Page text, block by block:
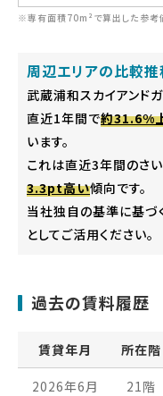
※専有面積70m²で算出した参考
周辺エリアの比較推
武蔵浦和スカイアンド
直近1年間で約31.6%
います。
これは直近3年間のさ
3.3pt高い傾向です。
当社独自の基準に基づ
としてご活用ください。
過去の賃料履歴
賃貸年月 所在階
2026年6月 21階